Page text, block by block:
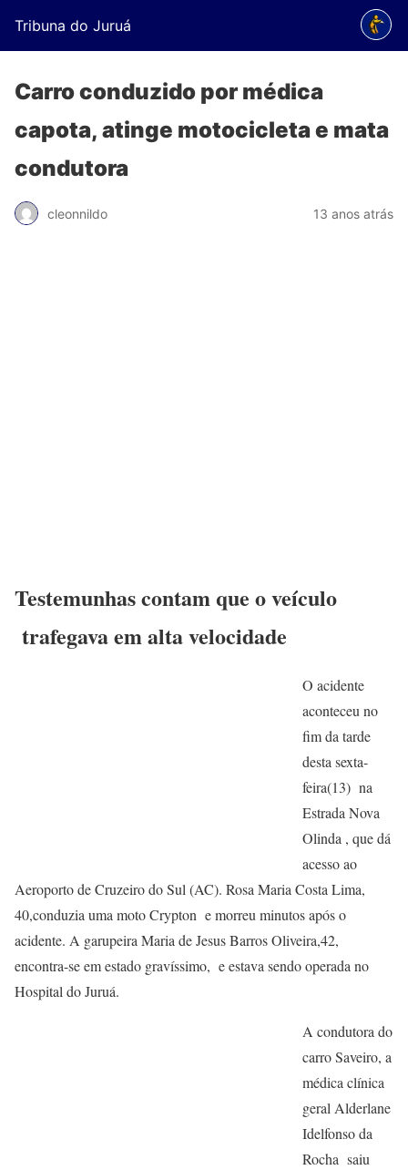
Tribuna do Juruá
Carro conduzido por médica
capota, atinge motocicleta e mata
condutora
cleonnildo 13 anos atrás
Testemunhas contam que o veículo
trafegava em alta velocidade
O acidente
aconteceu no
fim da tarde
desta sexta-
feira(13) na
Estrada Nova
Olinda , que dá
acesso ao
Aeroporto de Cruzeiro do Sul (AC). Rosa Maria Costa Lima,
40,conduzia uma moto Crypton e morreu minutos após o
acidente. A garupeira Maria de Jesus Barros Oliveira,42,
encontra-se em estado gravíssimo, e estava sendo operada no
Hospital do Juruá.
A condutora do
carro Saveiro, a
médica clínica
geral Alderlane
Idelfonso da
Rocha saiu